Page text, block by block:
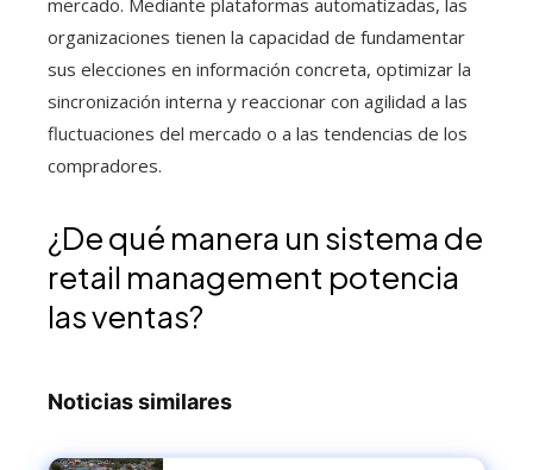
mercado. Mediante plataformas automatizadas, las
organizaciones tienen la capacidad de fundamentar
sus elecciones en información concreta, optimizar la
sincronización interna y reaccionar con agilidad a las
fluctuaciones del mercado o a las tendencias de los
compradores.
¿De qué manera un sistema de
retail management potencia
las ventas?
Noticias similares